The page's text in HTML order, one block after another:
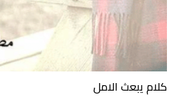
كلام يبعث الامل